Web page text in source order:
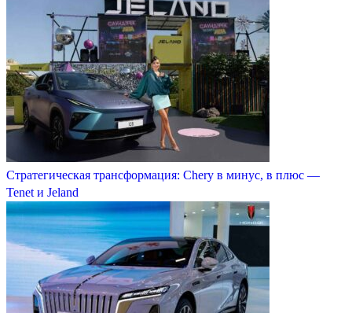
Стратегическая трансформация: Chery в минус, в плюс —
Tenet и Jeland